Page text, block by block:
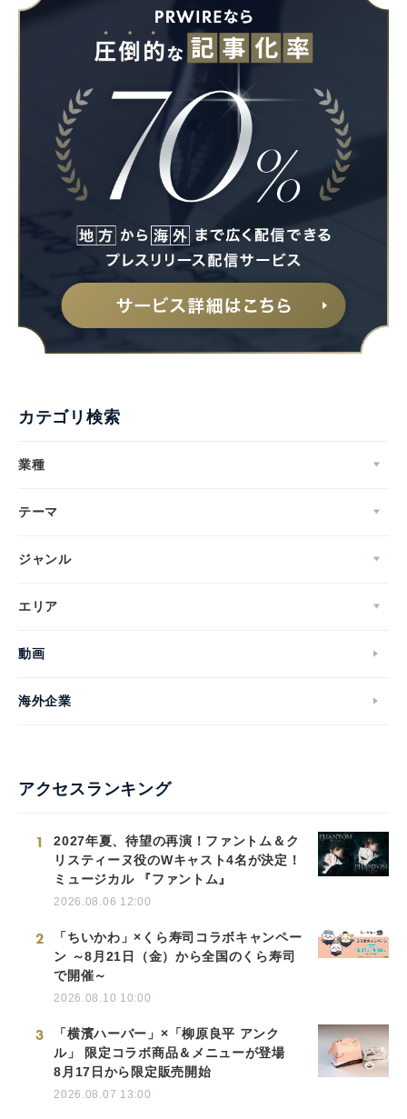
カテゴリ検索
業種
テーマ
ジャンル
エリア
動画
海外企業
アクセスランキング
1
2027年夏、待望の再演！ファントム＆ク
リスティーヌ役のWキャスト4名が決定！
ミュージカル 『ファントム』
2026.08.06 12:00
2
「ちいかわ」×くら寿司コラボキャンペー
ン ～8月21日（金）から全国のくら寿司
で開催～
2026.08.10 10:00
3
「横濱ハーバー」×「柳原良平 アンク
ル」 限定コラボ商品＆メニューが登場
8月17日から限定販売開始
2026.08.07 13:00